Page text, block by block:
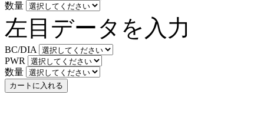
数量
左目データを入力
BC/DIA
PWR
数量
カートに入れる